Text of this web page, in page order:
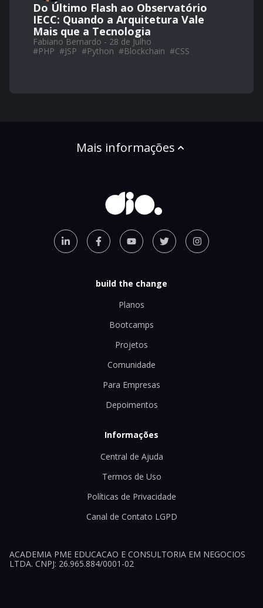
Do Último Flash ao Observatório
IECC: Quando a Arquitetura Vale
Mais que a Tecnologia
Fabiano Bernardo - 28 de Julho
#PHP #JSP #Python #Blockchain #CSS
Mais informações
build the change
Planos
Bootcamps
Projetos
Comunidade
Para Empresas
Depoimentos
Informações
Central de Ajuda
Termos de Uso
Políticas de Privacidade
Canal de Contato LGPD
ACADEMIA PME EDUCACAO E CONSULTORIA EM NEGOCIOS
LTDA. CNPJ: 26.965.884/0001-02